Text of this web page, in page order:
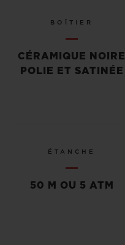
BOÎTIER
CÉRAMIQUE NOIRE
POLIE ET SATINÉE
ÉTANCHE
50 M OU 5 ATM